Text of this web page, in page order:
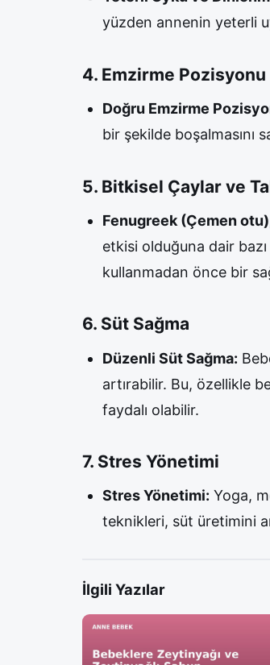
yüzden annenin yeterli
4. Emzirme Pozisyonu
Doğru Emzirme
bir şekilde boşalmasını
5. Bitkisel Çaylar ve
Fenugreek (Çemen
etkisi olduğuna dair
kullanmadan önce bir
6. Süt Sağma
Düzenli Süt Sağma:
artırabilir. Bu, özellikle
faydalı olabilir.
7. Stres Yönetimi
Stres Yönetimi: Yoga,
teknikleri, süt üretimini
İlgili Yazılar